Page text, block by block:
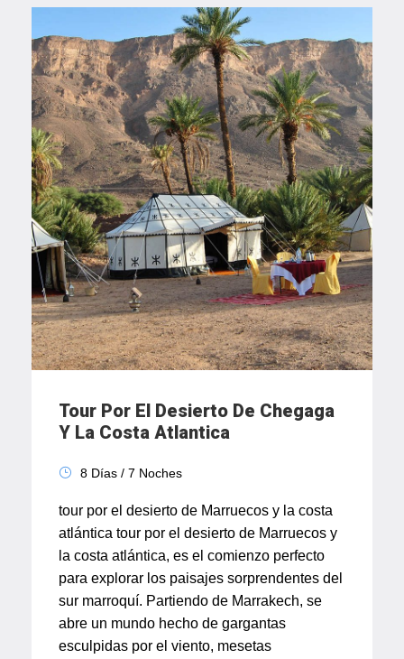
Tour Por El Desierto De Chegaga
Y La Costa Atlantica
8 Días / 7 Noches
tour por el desierto de Marruecos y la costa
atlántica tour por el desierto de Marruecos y
la costa atlántica, es el comienzo perfecto
para explorar los paisajes sorprendentes del
sur marroquí. Partiendo de Marrakech, se
abre un mundo hecho de gargantas
esculpidas por el viento, mesetas